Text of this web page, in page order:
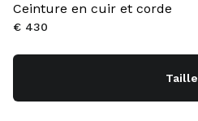
Ceinture en cuir et corde
€ 430
Taille